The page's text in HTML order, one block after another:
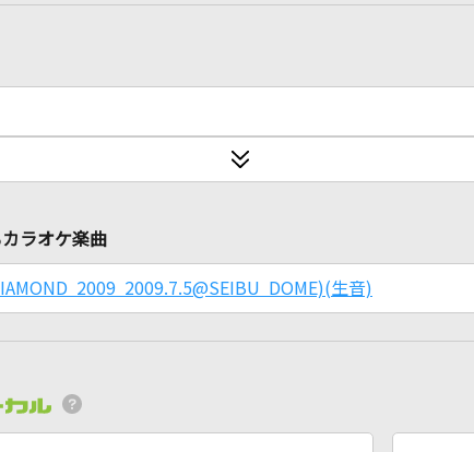
カラオケ楽曲
2009 2009.7.5@SEIBU DOME)(生音)